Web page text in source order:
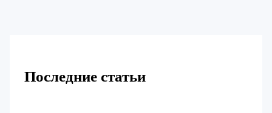
Последние статьи